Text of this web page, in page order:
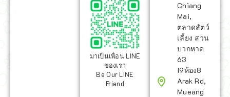
มาเป็นเพื่อน LINE
ของเรา
Be Our LINE
Friend
Chiang
Mai,
ตลาดสัตว์
เลี้ยง สวน
บวกหาด
63
19ห้อง8
Arak Rd,
Mueang